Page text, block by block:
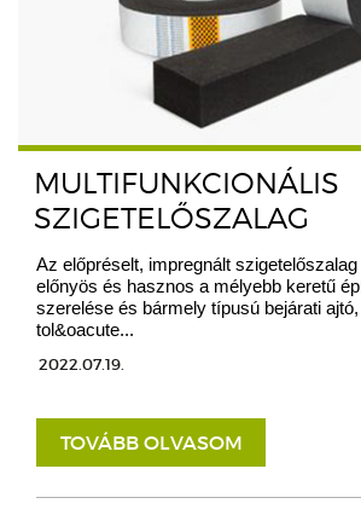
MULTIFUNKCIONÁLIS
SZIGETELŐSZALAG
Az előpréselt, impregnált
előnyös és hasznos a mélyebb keretű
szerelése és bármely típusú bejárati
tol&oacute...
2022.07.19.
TOVÁBB OLVASOM